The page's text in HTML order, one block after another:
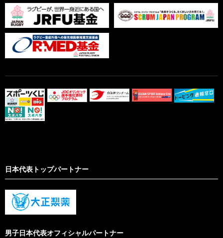
日本代表トップパートナー
男子日本代表オフィシャルパートナー